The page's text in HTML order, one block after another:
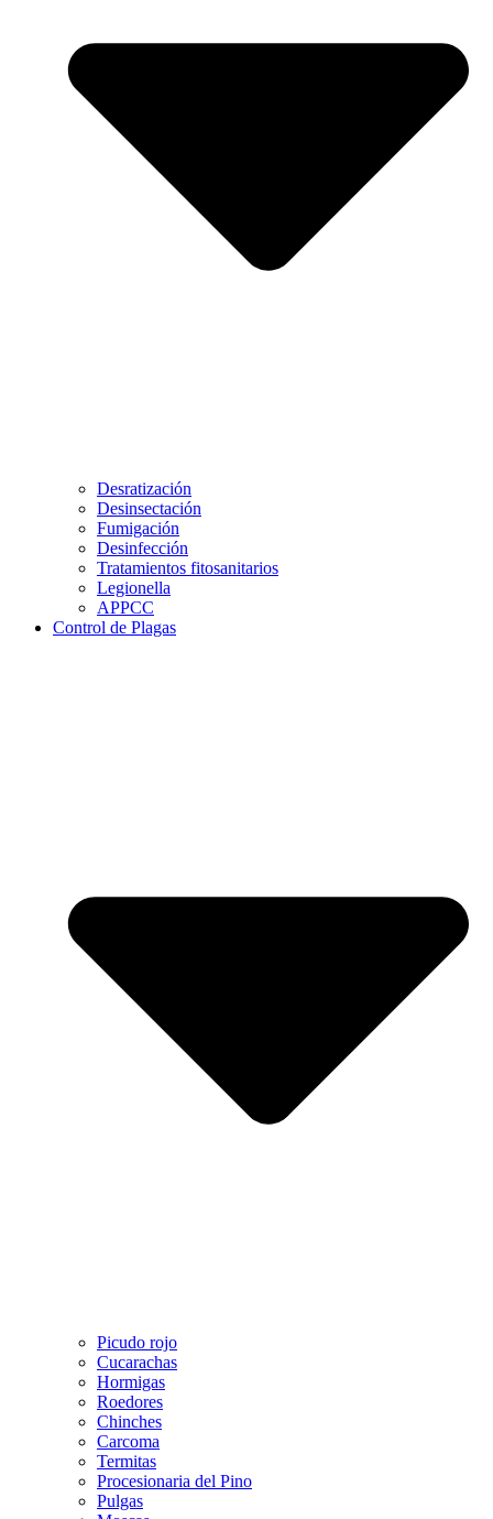
Desratización
Desinsectación
Fumigación
Desinfección
Tratamientos fitosanitarios
Legionella
APPCC
Control de Plagas
Picudo rojo
Cucarachas
Hormigas
Roedores
Chinches
Carcoma
Termitas
Procesionaria del Pino
Pulgas